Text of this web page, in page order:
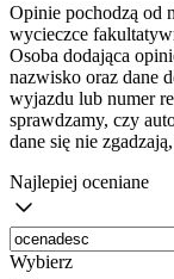
Opinie pochodzą od
wycieczce
Osoba dodająca
nazwisko oraz dane
wyjazdu lub numer
sprawdzamy, czy
dane się nie
Najlepiej oceniane
Wybierz